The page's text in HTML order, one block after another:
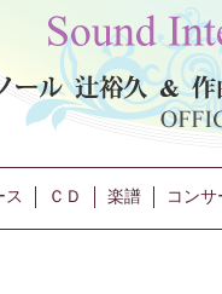
ス ＣＤ 楽譜 コン